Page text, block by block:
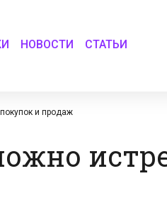
НОВОСТИ СТАТЬИ
и продаж